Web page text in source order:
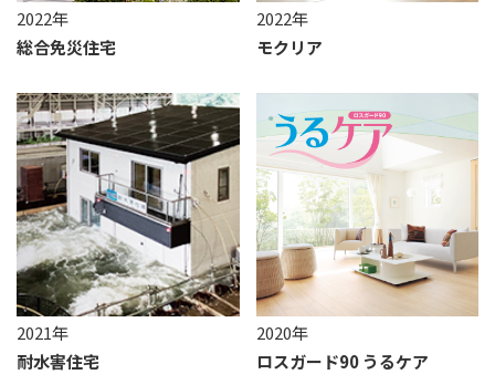
2022年
総合免災住宅
2022年
モクリア
2021年
耐水害住宅
2020年
ロスガード90 うるケア